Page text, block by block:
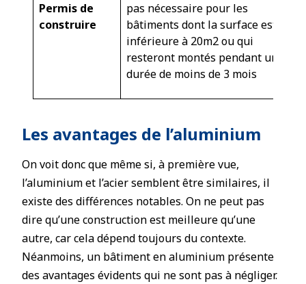
Permis de
construire
pas nécessaire pour les
bâtiments dont la surface est
inférieure à 20m2 ou qui
resteront montés pendant une
durée de moins de 3 mois
Les avantages de l’aluminium
On voit donc que même si, à première vue,
l’aluminium et l’acier semblent être similaires, il
existe des différences notables. On ne peut pas
dire qu’une construction est meilleure qu’une
autre, car cela dépend toujours du contexte.
Néanmoins, un bâtiment en aluminium présente
des avantages évidents qui ne sont pas à négliger.